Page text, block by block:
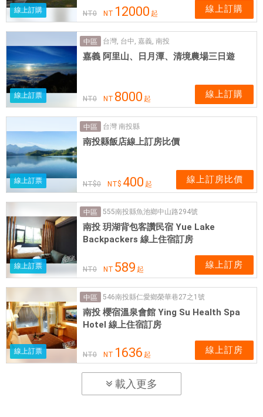
線上訂購 NT0 NT 12000 起 線上訂購
線上訂票
中區 台灣, 台中, 嘉義, 南投
嘉義 阿里山、日月潭、清境農場三日遊
NT0 NT 8000 起 線上訂購
線上訂票
中區 台灣 南投縣
南投縣飯店線上訂房比價
NT$0 NT$ 400 起 線上訂房比價
線上訂票
中區 555南投縣魚池鄉中山路294號
南投 玥湖背包客讚民宿 Yue Lake
Backpackers 線上住宿訂房
NT0 NT 589 起 線上訂房
線上訂票
中區 546南投縣仁愛鄉榮華巷27之1號
南投 櫻宿溫泉會館 Ying Su Health Spa
Hotel 線上住宿訂房
NT0 NT 1636 起 線上訂房
載入更多